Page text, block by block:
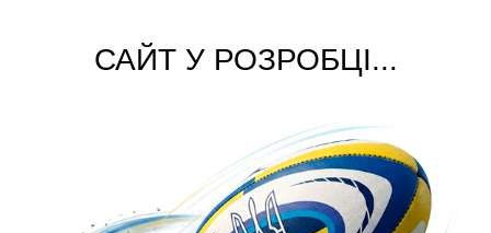
САЙТ У РОЗРОБЦІ...